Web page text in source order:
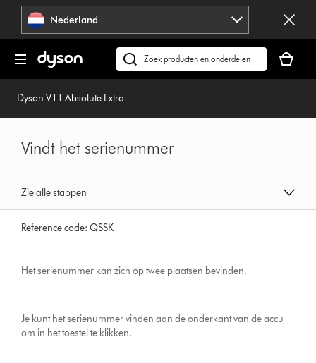
Navigatie
overslaan
Nederland
Zoek
op
dyson.nl
is
Dyson V11 Absolute Extra
Zie alle stappen
Vindt het serienummer
Reference code:QSSK
Het serienummer kan zich op twee plaatsen bevinden.
Je kunt het serienummer vinden aan de onderkant van de accu
om in het toestel te klikken.